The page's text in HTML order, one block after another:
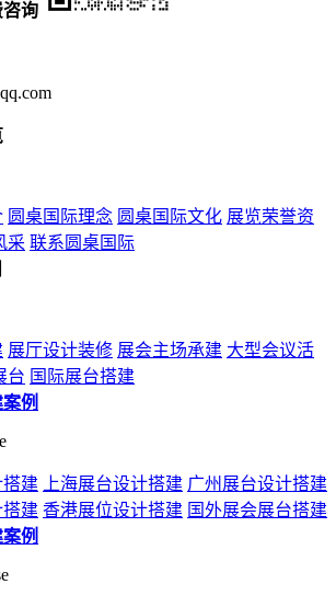
询
圆桌国际理念 圆桌国际文化 展览荣誉资
采 联系圆桌国际
展厅设计装修 展会主场承建 大型会议活
台 国际展台搭建
例
建 上海展台设计搭建 广州展台设计搭建
建 香港展位设计搭建 国外展会展台搭建
例